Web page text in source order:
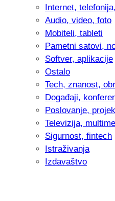
Internet,
Audio, video, foto
Mobiteli, tableti
Pametni satovi,
Softver, aplikacije
Ostalo
Tech, znanost,
Događaji,
Poslovanje,
Televizija,
Sigurnost, fintech
Istraživanja
Izdavaštvo